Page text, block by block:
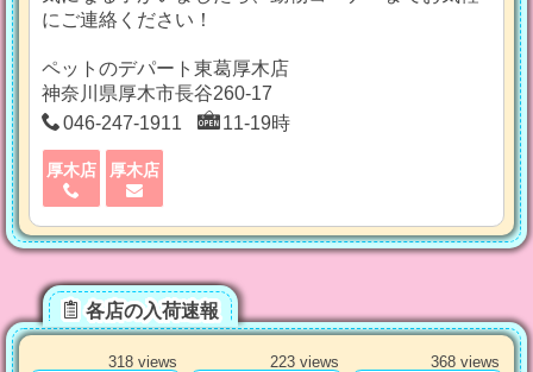
にご連絡ください！
ペットのデパート東葛厚木店
神奈川県厚木市長谷260-17
046-247-1911
11-19時
厚木店 厚木店
各店の入荷速報
318 views 223 views 368 views